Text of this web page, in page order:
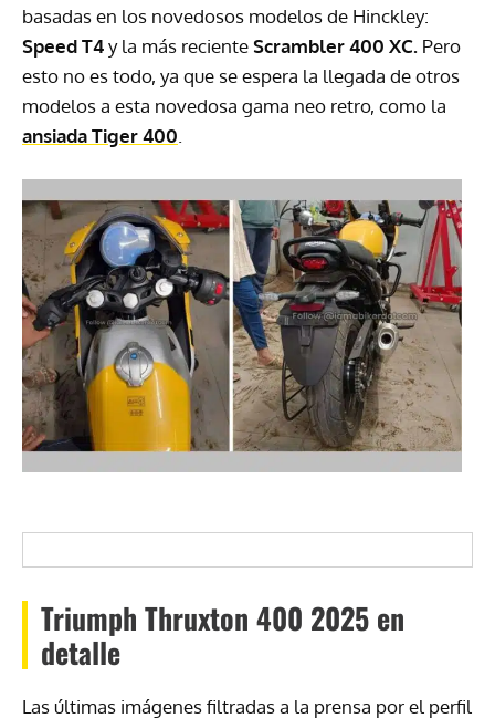
basadas en los novedosos modelos de Hinckley:
Speed T4y la más recienteScrambler 400 XC. Pero
esto no es todo, ya que se espera la llegada de otros
modelos a esta novedosa gama neo retro, como la
ansiada Tiger 400
Triumph Thruxton 400 2025 en
detalle
Las últimas imágenes filtradas a la prensa por el perfil